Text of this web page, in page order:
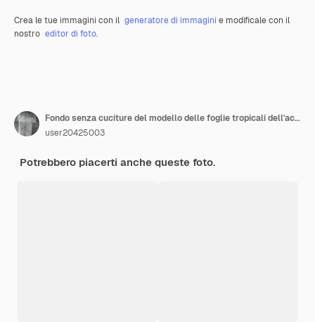
Crea le tue immagini con il generatore di immagini e modificale con il
nostro editor di foto.
Fondo senza cuciture del modello delle foglie tropicali dell'acquerello
user20425003
Potrebbero piacerti anche queste foto.